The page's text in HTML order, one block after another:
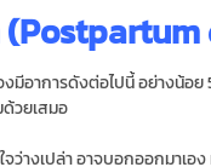
อาการดังต่อไปนี้ อย่างน้อย
ด้วยเสมอ
ว่างเปล่า อาจบอกออกมาเ